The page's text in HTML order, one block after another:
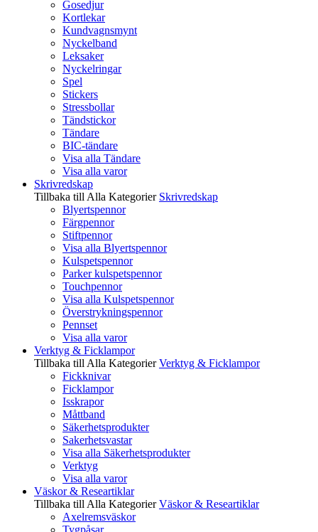
Gosedjur
Kortlekar
Kundvagnsmynt
Nyckelband
Leksaker
Nyckelringar
Spel
Stickers
Stressbollar
Tändstickor
Tändare
BIC-tändare
Visa alla Tändare
Visa alla varor
Skrivredskap
Tillbaka till Alla Kategorier Skrivredskap
Blyertspennor
Färgpennor
Stiftpennor
Visa alla Blyertspennor
Kulspetspennor
Parker kulspetspennor
Touchpennor
Visa alla Kulspetspennor
Överstrykningspennor
Pennset
Visa alla varor
Verktyg & Ficklampor
Tillbaka till Alla Kategorier Verktyg & Ficklampor
Fickknivar
Ficklampor
Isskrapor
Måttband
Säkerhetsprodukter
Sakerhetsvastar
Visa alla Säkerhetsprodukter
Verktyg
Visa alla varor
Väskor & Researtiklar
Tillbaka till Alla Kategorier Väskor & Researtiklar
Axelremsväskor
Tygpåsar